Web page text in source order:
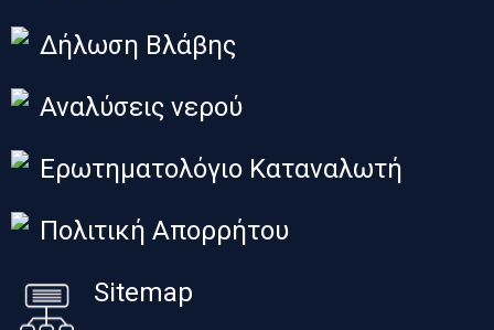
Δήλωση Βλάβης
Αναλύσεις νερού
Ερωτηματολόγιο Καταναλωτή
Πολιτική Απορρήτου
Sitemap